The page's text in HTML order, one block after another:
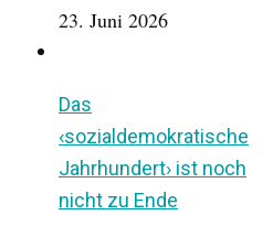
23. Juni 2026
Das
‹sozialdemokratische
Jahrhundert› ist noch
nicht zu Ende